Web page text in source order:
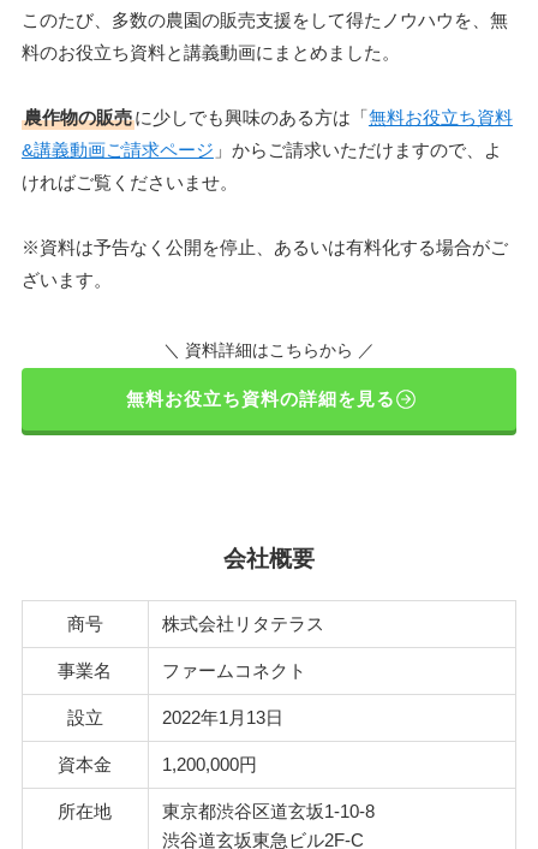
このたび、多数の農園の販売支援をして得たノウハウを、無
料のお役立ち資料と講義動画にまとめました。
農作物の販売に少しでも興味のある方は「無料お役立ち資料
&講義動画ご請求ページ 」からご請求いただけますので、よ
ければご覧くださいませ。
※資料は予告なく公開を停止、あるいは有料化する場合がご
ざいます。
＼ 資料詳細はこちらから ／
無料お役立ち資料の詳細を見る
会社概要
商号 株式会社リタテラス
事業名 ファームコネクト
設立 2022年1月13日
資本金 1,200,000円
所在地
東京都渋谷区道玄坂1-10-8
渋谷道玄坂東急ビル2F-C